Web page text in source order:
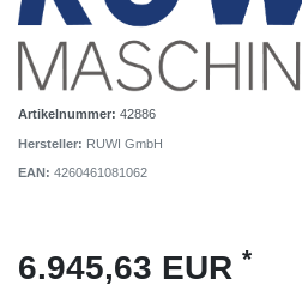
Artikelnummer: 42886
Hersteller: RUWI GmbH
EAN: 4260461081062
6.945,63 EUR *